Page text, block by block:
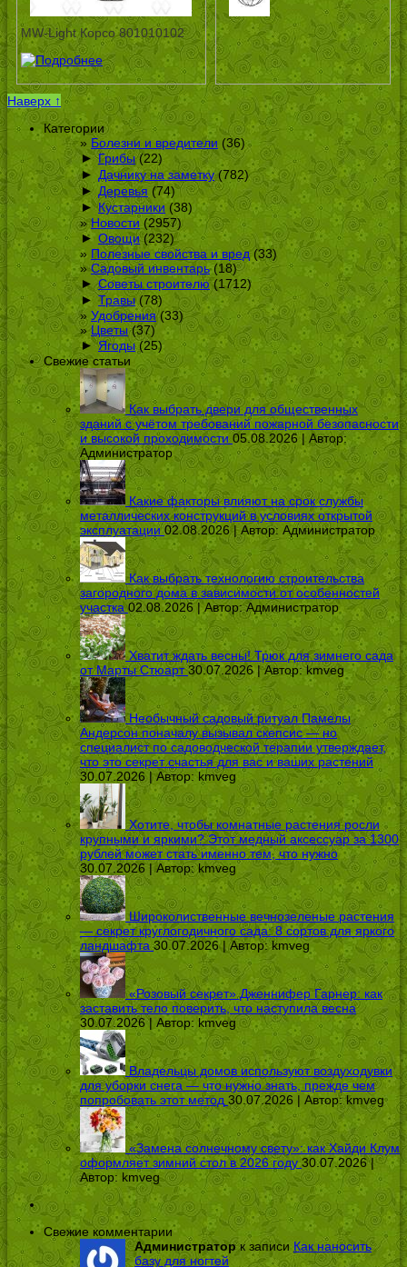
MW-Light Корсо 801010102
Наверх ↑
Категории
Болезни и вредители (36)
► Грибы(22)
► Дачнику на заметку(782)
► Деревья (74)
► Кустарники (38)
Новости (2957)
► Овощи(232)
Полезные свойства и вред(33)
Садовый инвентарь(18)
► Советы строителю(1712)
► Травы(78)
Удобрения(33)
Цветы(37)
► Ягоды(25)
Свежие статьи
Как выбрать двери для общественных
зданий с учётом требований пожарной безопасности
и высокой проходимости 05.08.2026 | Автор:
Администратор
Какие факторы влияют на срок службы
металлических конструкций в условиях открытой
эксплуатации 02.08.2026 | Автор: Администратор
Как выбрать технологию строительства
загородного дома в зависимости от особенностей
участка 02.08.2026 | Автор:Администратор
Хватит ждать весны! Трюк для зимнего сада
от Марты Стюарт 30.07.2026 | Автор:kmveg
Необычный садовый ритуал Памелы
Андерсон поначалу вызывал скепсис — но
специалист по садоводческой терапии утверждает,
что это секрет счастья для вас и ваших растений
30.07.2026 | Автор: kmveg
Хотите, чтобы комнатные растения росли
крупными и яркими? Этот медный аксессуар за 1300
рублей может стать именно тем, что нужно
30.07.2026 | Автор:kmveg
Широколиственные вечнозеленые растения
— секрет круглогодичного сада: 8 сортов для яркого
ландшафта 30.07.2026 | Автор:kmveg
«Розовый секрет» Дженнифер Гарнер: как
заставить тело поверить, что наступила весна
30.07.2026 | Автор: kmveg
Владельцы домов используют воздуходувки
для уборки снега — что нужно знать, прежде чем
попробовать этот метод 30.07.2026 | Автор:kmveg
«Замена солнечному свету»: как Хайди Клум
оформляет зимний стол в 2026 году 30.07.2026 |
Автор: kmveg
Свежие комментарии
Администраторк записи Как наносить
базу для ногтей